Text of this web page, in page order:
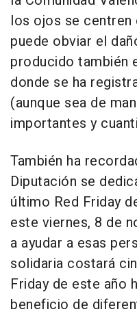
los ojos se centren
puede obviar el
producido también
donde se ha
(aunque sea de
importantes y
También ha
Diputación se
último Red Friday
este viernes, 8 de
a ayudar a esas
solidaria costará
Friday de este año
beneficio de